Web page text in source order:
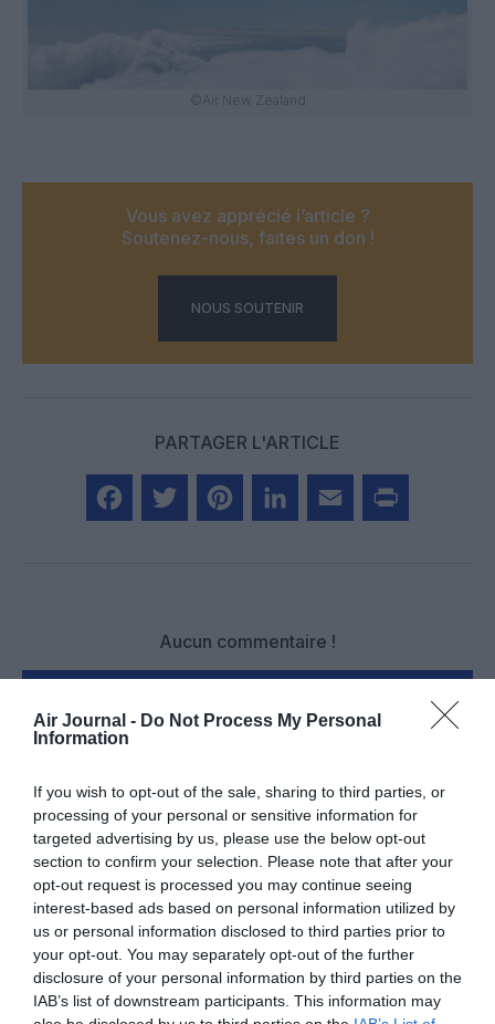
Air Journal - Do Not Process My Personal
Information
If you wish to opt-out of the sale, sharing to third parties, or
processing of your personal or sensitive information for
targeted advertising by us, please use the below opt-out
section to confirm your selection. Please note that after your
opt-out request is processed you may continue seeing
interest-based ads based on personal information utilized by
us or personal information disclosed to third parties prior to
your opt-out. You may separately opt-out of the further
disclosure of your personal information by third parties on the
IAB’s list of downstream participants. This information may
©Air New Zealand
Vous avez apprécié l’article ?
Soutenez-nous, faites un don !
NOUS SOUTENIR
PARTAGER L'ARTICLE
Aucun commentaire !
FAIRE UN DON
Appel aux lecteurs !
Soutenez Air Journal participezà son
développement !
NOUS SOUTENIR